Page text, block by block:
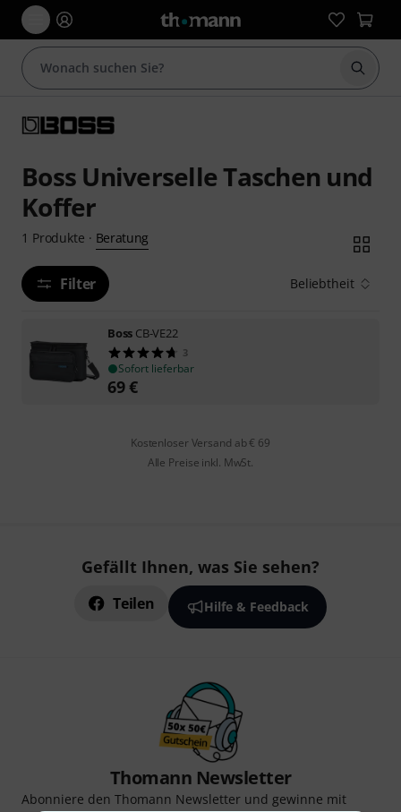
Suche
Boss Universelle Taschen und
Koffer
1 Produkte · Beratung
Filter Beliebtheit
Boss CB-VE22
3
Sofort lieferbar
69€
Kostenloser Versand ab € 69
Alle Preise inkl. MwSt.
Gefällt Ihnen, was Sie sehen?
Teilen Hilfe & Feedback
Thomann Newsletter
Abonniere den Thomann Newsletter und gewinne mit